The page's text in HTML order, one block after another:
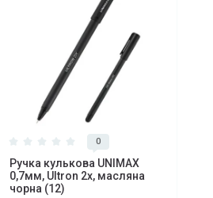
0
Ручка кулькова UNIMAX
0,7мм, Ultron 2x, масляна
чорна (12)